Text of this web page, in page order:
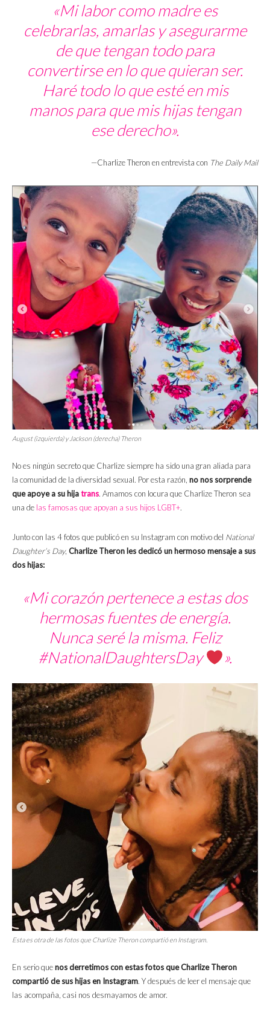
«Mi labor como madre es
celebrarlas, amarlas y asegurarme
de que tengan todo para
convertirse en lo que quieran ser.
Haré todo lo que esté en mis
manos para que mis hijas tengan
ese derecho».
—Charlize Theron en entrevista con The Daily Mail
August (izquierda) y Jackson (derecha) Theron
No es ningún secreto que Charlize siempre ha sido una gran aliada para
la comunidad de la diversidad sexual. Por esta razón, no nos sorprende
que apoye a su hijatrans. Amamos con locura que Charlize Theron sea
una de las famosas que apoyan a sus hijos LGBT+.
Junto con las 4 fotos que publicó en su Instagram con motivo del National
Daughter’s Day, Charlize Theron les dedicó un hermoso mensaje a sus
dos hijas:
«Mi corazón pertenece a estas dos
hermosas fuentes de energía.
Nunca seré la misma. Feliz
#NationalDaughtersDay
».
Esta es otra de las fotos que Charlize Theron compartió en Instagram.
En serio quenos derretimos con estas fotos que Charlize Theron
compartió de sus hijas en Instagram. Y después de leer el mensaje que
las acompaña, casi nos desmayamos de amor.